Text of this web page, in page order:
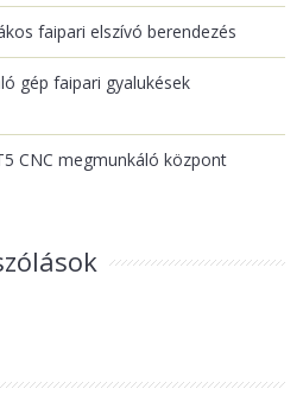
faipari elszívó berendezés
gép faipari gyalukések
CNC megmunkáló központ